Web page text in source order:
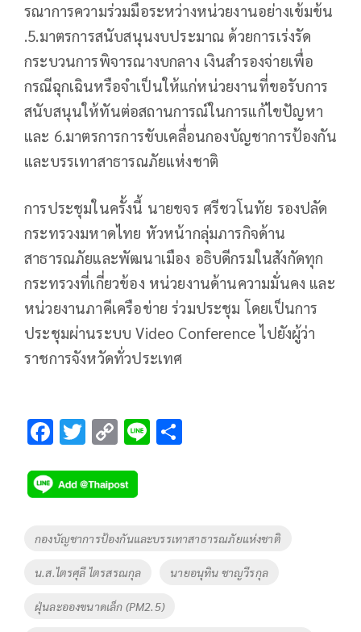
รณาการความร่วมมือระหว่างหน่วยงานอย่างเข้มข้น
.5.มาตรการสนับสนุนงบประมาณ ด้วยการเร่งรัด
กระบวนการพิจารณางบกลาง เงินสำรองจ่ายเพื่อ
กรณีฉุกเฉินหรือจำเป็นให้แก่หน่วยงานที่ขอรับการ
สนับสนุนให้ทันต่อสถานการณ์ในการแก้ไขปัญหา
และ 6.มาตรการการขับเคลื่อนกองบัญชาการป้องกัน
และบรรเทาสาธารณภัยแห่งชาติ
การประชุมในครั้งนี้ นายขจร ศรีชวโนทัย รองปลัด
กระทรวงมหาดไทย หัวหน้ากลุ่มภารกิจด้าน
สาธารณภัยและพัฒนาเมือง อธิบดีกรมในสังกัดทุก
กระทรวงที่เกี่ยวข้อง หน่วยงานด้านความมั่นคง และ
หน่วยงานภาคีเครือข่าย ร่วมประชุม โดยเป็นการ
ประชุมผ่านระบบ Video Conference ไปยังผู้ว่า
ราชการจังหวัดทั่วประเทศ
F
e
b
o
o
k
T
tt
er
C
p
y
Li
k
Li
Tags
กองบัญชาการป้องกันและบรรเทาสาธารณภัยแห่งชาติ
น.ส.ไตรศุลี ไตรสรณกุล นายอนุทิน ชาญวีรกุล
ฝุ่นละอองขนาดเล็ก (PM2.5)